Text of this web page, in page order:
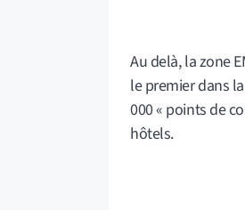
Au delà, la zone
le premier dans
000 « points de
hôtels.